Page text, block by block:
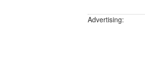
Advertising: